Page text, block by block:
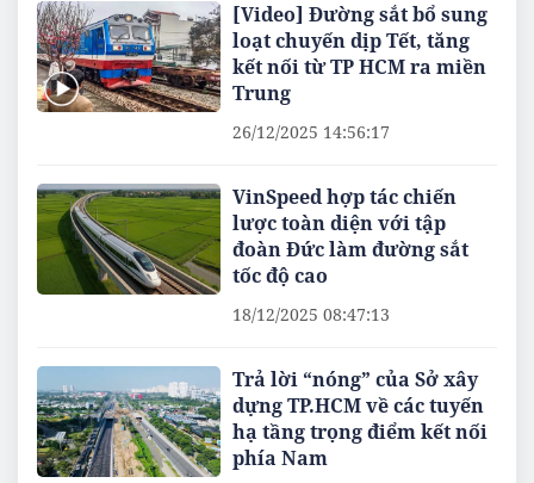
[Video] Đường sắt bổ sung
loạt chuyến dịp Tết, tăng
kết nối từ TP HCM ra miền
Trung
26/12/2025 14:56:17
VinSpeed hợp tác chiến
lược toàn diện với tập
đoàn Đức làm đường sắt
tốc độ cao
18/12/2025 08:47:13
Trả lời “nóng” của Sở xây
dựng TP.HCM về các tuyến
hạ tầng trọng điểm kết nối
phía Nam